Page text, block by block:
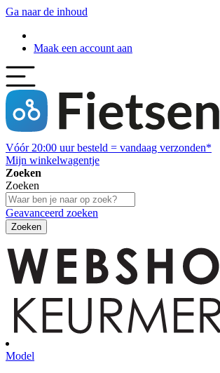
Ga naar de inhoud
Maak een account aan
Vóór 20:00 uur besteld = vandaag verzonden*
Mijn winkelwagentje
Zoeken
Zoeken
Geavanceerd zoeken
Zoeken
Model